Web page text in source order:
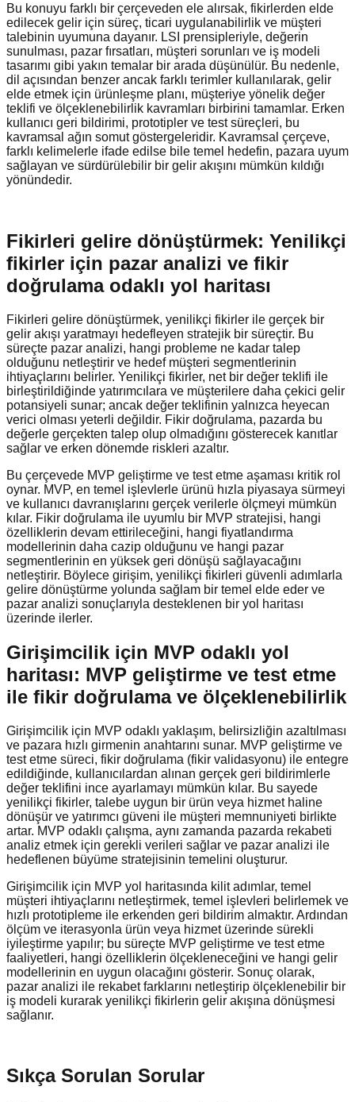
Bu konuyu farklı bir çerçeveden ele alırsak, fikirlerden elde
edilecek gelir için süreç, ticari uygulanabilirlik ve müşteri
talebinin uyumuna dayanır. LSI prensipleriyle, değerin
sunulması, pazar fırsatları, müşteri sorunları ve iş modeli
tasarımı gibi yakın temalar bir arada düşünülür. Bu nedenle,
dil açısından benzer ancak farklı terimler kullanılarak, gelir
elde etmek için ürünleşme planı, müşteriye yönelik değer
teklifi ve ölçeklenebilirlik kavramları birbirini tamamlar. Erken
kullanıcı geri bildirimi, prototipler ve test süreçleri, bu
kavramsal ağın somut göstergeleridir. Kavramsal çerçeve,
farklı kelimelerle ifade edilse bile temel hedefin, pazara uyum
sağlayan ve sürdürülebilir bir gelir akışını mümkün kıldığı
yönündedir.
Fikirleri gelire dönüştürmek: Yenilikçi
fikirler için pazar analizi ve fikir
doğrulama odaklı yol haritası
Fikirleri gelire dönüştürmek, yenilikçi fikirler ile gerçek bir
gelir akışı yaratmayı hedefleyen stratejik bir süreçtir. Bu
süreçte pazar analizi, hangi probleme ne kadar talep
olduğunu netleştirir ve hedef müşteri segmentlerinin
ihtiyaçlarını belirler. Yenilikçi fikirler, net bir değer teklifi ile
birleştirildiğinde yatırımcılara ve müşterilere daha çekici gelir
potansiyeli sunar; ancak değer teklifinin yalnızca heyecan
verici olması yeterli değildir. Fikir doğrulama, pazarda bu
değerle gerçekten talep olup olmadığını gösterecek kanıtlar
sağlar ve erken dönemde riskleri azaltır.
Bu çerçevede MVP geliştirme ve test etme aşaması kritik rol
oynar. MVP, en temel işlevlerle ürünü hızla piyasaya sürmeyi
ve kullanıcı davranışlarını gerçek verilerle ölçmeyi mümkün
kılar. Fikir doğrulama ile uyumlu bir MVP stratejisi, hangi
özelliklerin devam ettirileceğini, hangi fiyatlandırma
modellerinin daha cazip olduğunu ve hangi pazar
segmentlerinin en yüksek geri dönüşü sağlayacağını
netleştirir. Böylece girişim, yenilikçi fikirleri güvenli adımlarla
gelire dönüştürme yolunda sağlam bir temel elde eder ve
pazar analizi sonuçlarıyla desteklenen bir yol haritası
üzerinde ilerler.
Girişimcilik için MVP odaklı yol
haritası: MVP geliştirme ve test etme
ile fikir doğrulama ve ölçeklenebilirlik
Girişimcilik için MVP odaklı yaklaşım, belirsizliğin azaltılması
ve pazara hızlı girmenin anahtarını sunar. MVP geliştirme ve
test etme süreci, fikir doğrulama (fikir validasyonu) ile entegre
edildiğinde, kullanıcılardan alınan gerçek geri bildirimlerle
değer teklifini ince ayarlamayı mümkün kılar. Bu sayede
yenilikçi fikirler, talebe uygun bir ürün veya hizmet haline
dönüşür ve yatırımcı güveni ile müşteri memnuniyeti birlikte
artar. MVP odaklı çalışma, aynı zamanda pazarda rekabeti
analiz etmek için gerekli verileri sağlar ve pazar analizi ile
hedeflenen büyüme stratejisinin temelini oluşturur.
Girişimcilik için MVP yol haritasında kilit adımlar, temel
müşteri ihtiyaçlarını netleştirmek, temel işlevleri belirlemek ve
hızlı prototipleme ile erkenden geri bildirim almaktır. Ardından
ölçüm ve iterasyonla ürün veya hizmet üzerinde sürekli
iyileştirme yapılır; bu süreçte MVP geliştirme ve test etme
faaliyetleri, hangi özelliklerin ölçekleneceğini ve hangi gelir
modellerinin en uygun olacağını gösterir. Sonuç olarak,
pazar analizi ile rekabet farklarını netleştirip ölçeklenebilir bir
iş modeli kurarak yenilikçi fikirlerin gelir akışına dönüşmesi
sağlanır.
Sıkça Sorulan Sorular